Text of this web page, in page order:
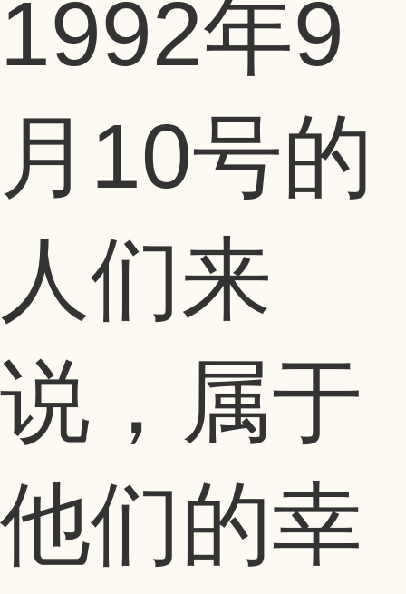
1992年9
月10号的
人们来
说，属于
他们的幸